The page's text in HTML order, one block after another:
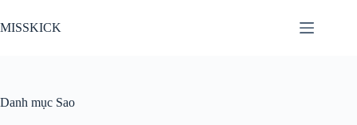
đến
phần
MISSKICK
Danh mục Sao